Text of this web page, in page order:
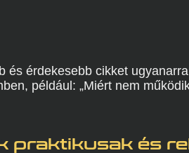
és érdekesebb cikket
például: „Miért nem
praktikusak és